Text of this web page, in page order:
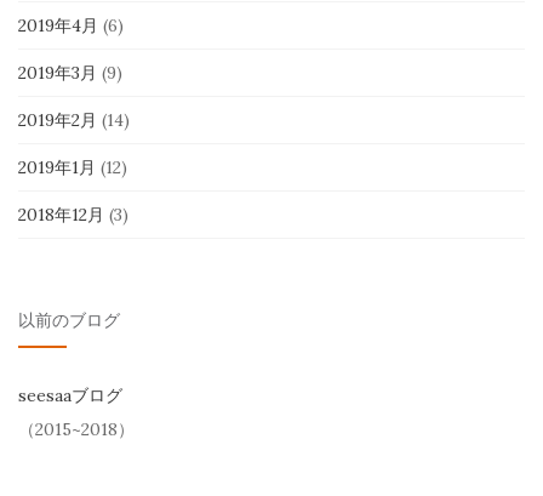
2019年4月 (6)
2019年3月 (9)
2019年2月 (14)
2019年1月 (12)
2018年12月 (3)
以前のブログ
seesaaブログ
（2015~2018）